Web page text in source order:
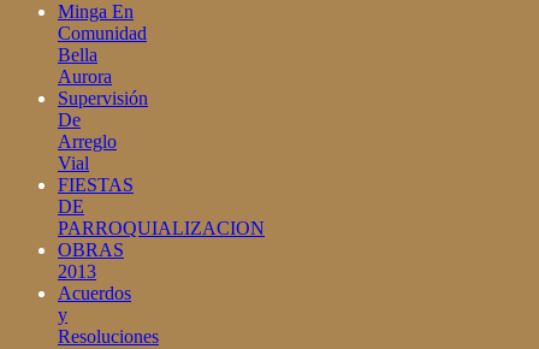
Minga En
Comunidad
Bella
Aurora
Supervisión
De
Arreglo
Vial
FIESTAS
DE
PARROQUIALIZACION
OBRAS
2013
Acuerdos
y
Resoluciones